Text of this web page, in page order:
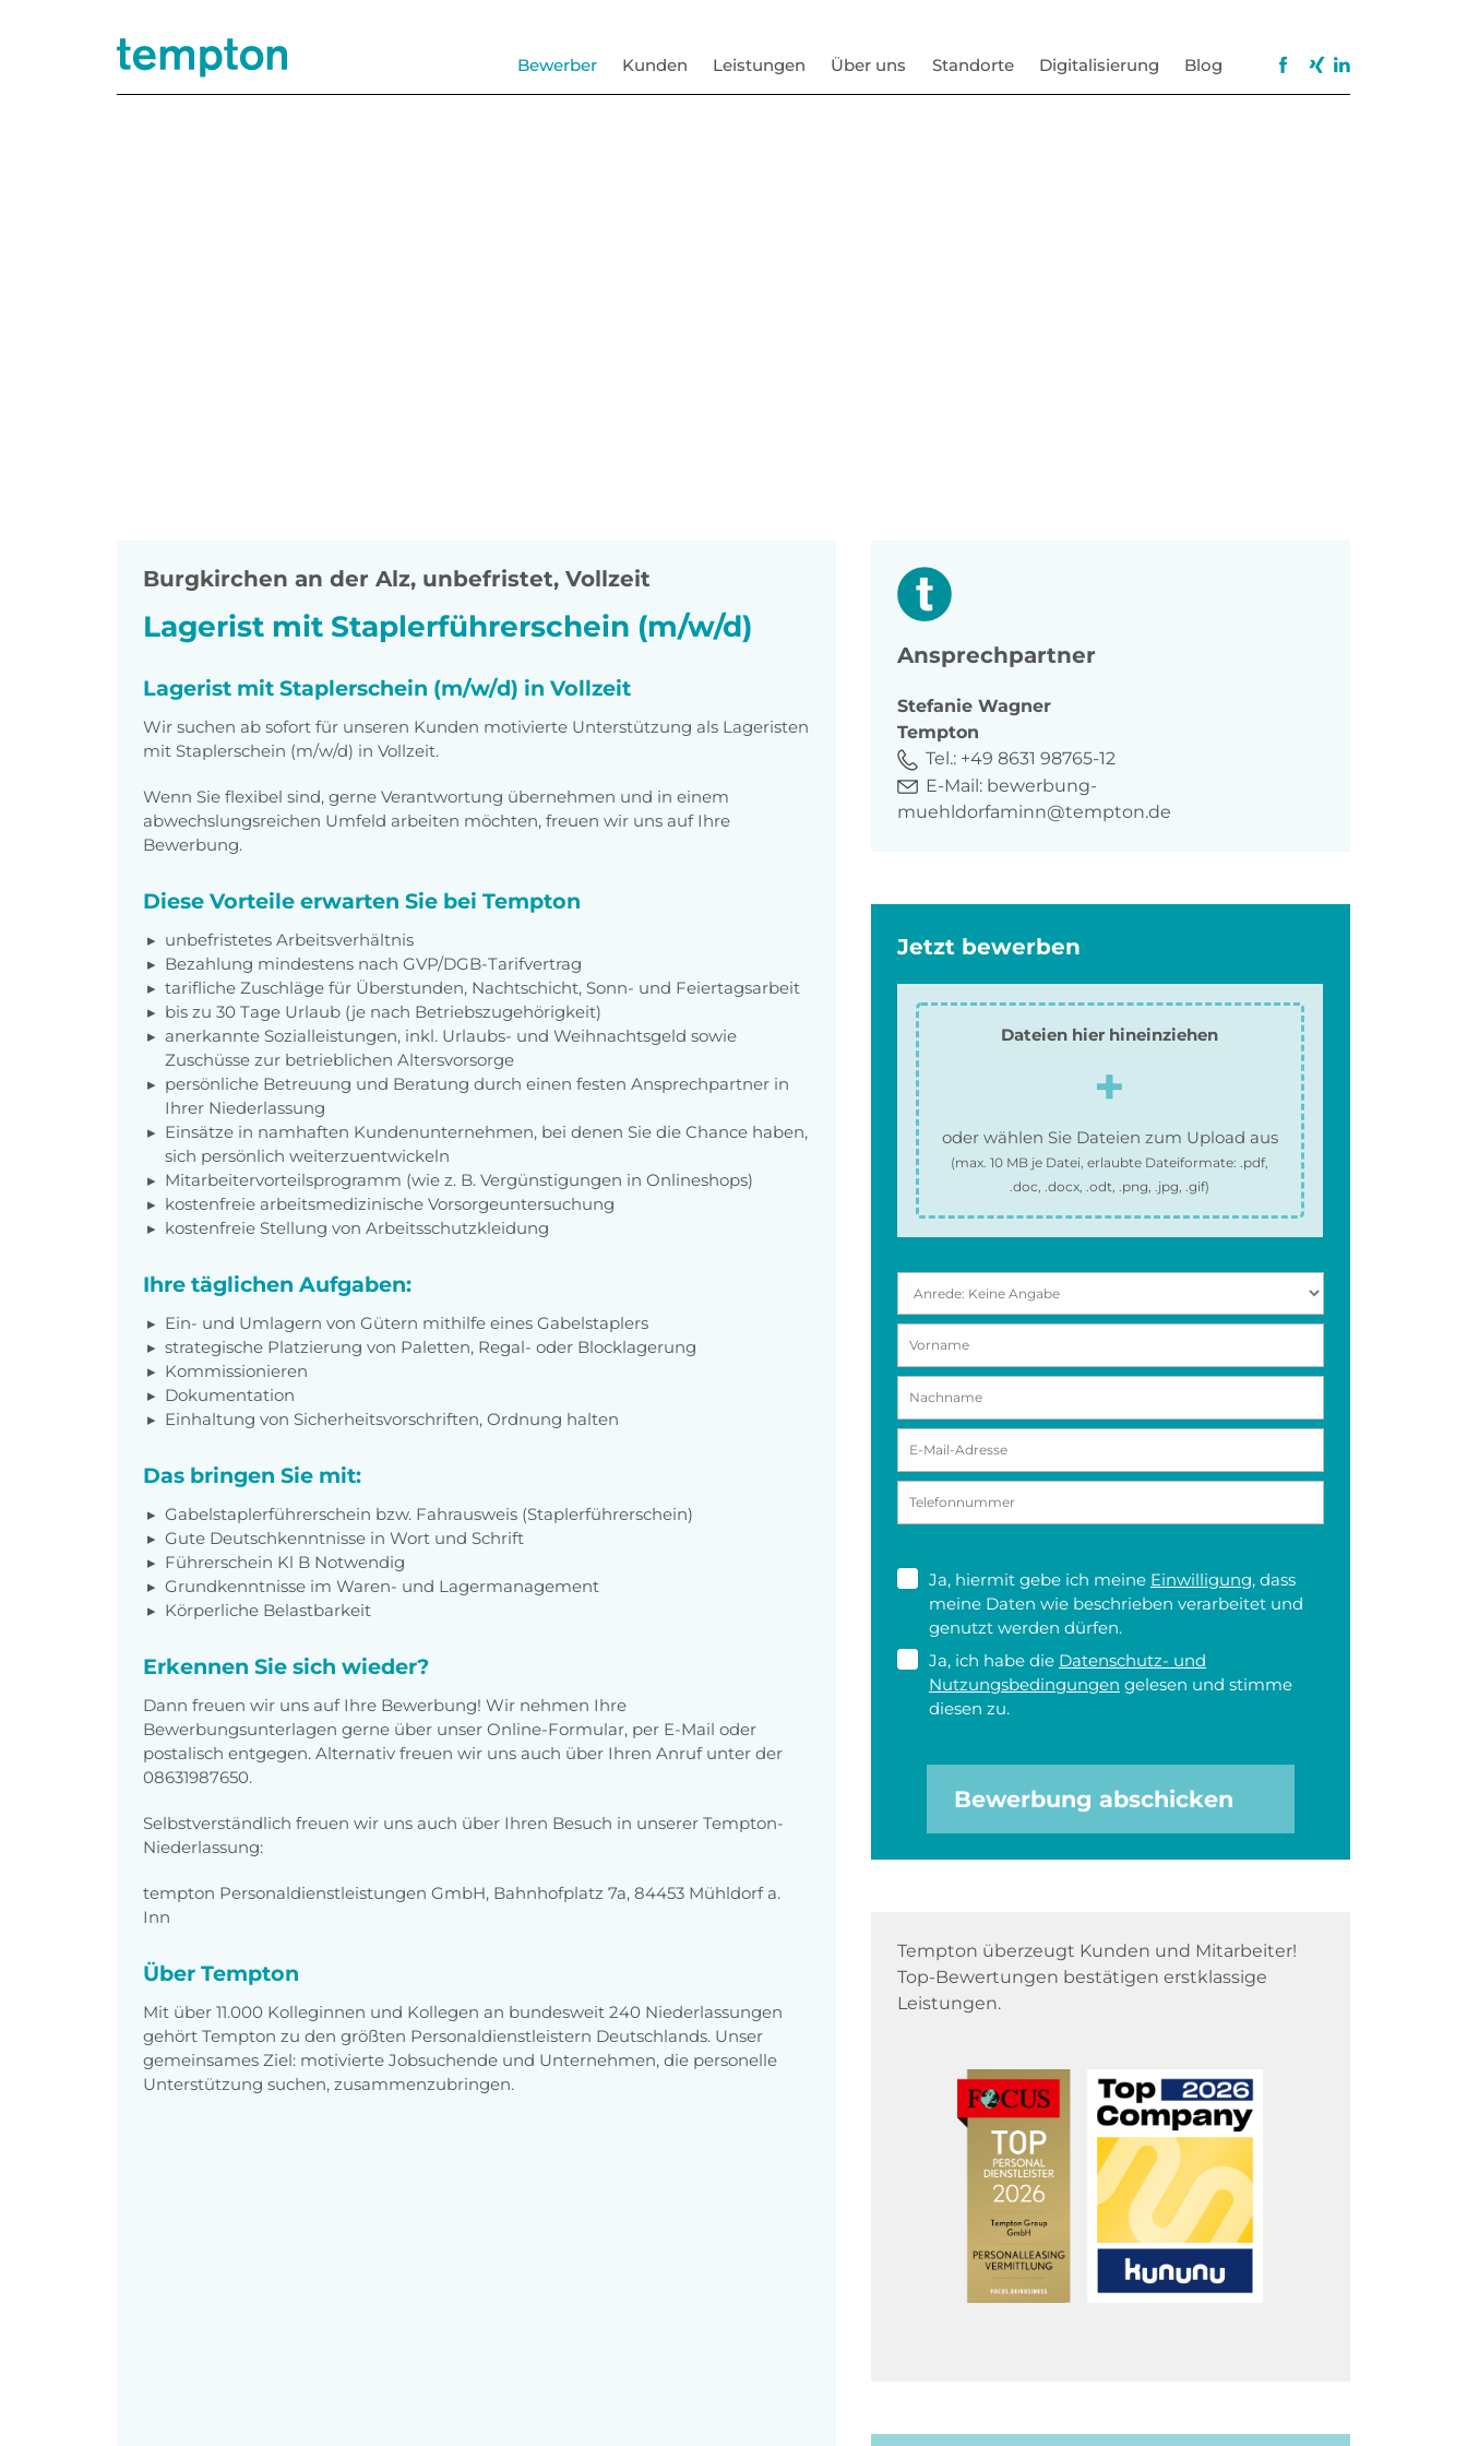
Bewerber Kunden Leistungen Über uns Standorte Digitalisierung Blog
Burgkirchen an der Alz, unbefristet, Vollzeit
Lagerist mit Staplerführerschein (m/w/d)
Lagerist mit Staplerschein (m/w/d) in Vollzeit
Wir suchen ab sofort für unseren Kunden motivierte Unterstützung als Lageristen
mit Staplerschein (m/w/d) in Vollzeit.
Wenn Sie flexibel sind, gerne Verantwortung übernehmen und in einem
abwechslungsreichen Umfeld arbeiten möchten, freuen wir uns auf Ihre
Bewerbung.
Diese Vorteile erwarten Sie bei Tempton
unbefristetes Arbeitsverhältnis
Bezahlung mindestens nach GVP/DGB-Tarifvertrag
tarifliche Zuschläge für Überstunden, Nachtschicht, Sonn- und Feiertagsarbeit
bis zu 30 Tage Urlaub (je nach Betriebszugehörigkeit)
anerkannte Sozialleistungen, inkl. Urlaubs- und Weihnachtsgeld sowie
Zuschüsse zur betrieblichen Altersvorsorge
persönliche Betreuung und Beratung durch einen festen Ansprechpartner in
Ihrer Niederlassung
Einsätze in namhaften Kundenunternehmen, bei denen Sie die Chance haben,
sich persönlich weiterzuentwickeln
Mitarbeitervorteilsprogramm (wie z. B. Vergünstigungen in Onlineshops)
kostenfreie arbeitsmedizinische Vorsorgeuntersuchung
kostenfreie Stellung von Arbeitsschutzkleidung
Ihre täglichen Aufgaben:
Ein- und Umlagern von Gütern mithilfe eines Gabelstaplers
strategische Platzierung von Paletten, Regal- oder Blocklagerung
Kommissionieren
Dokumentation
Einhaltung von Sicherheitsvorschriften, Ordnung halten
Das bringen Sie mit:
Gabelstaplerführerschein bzw. Fahrausweis (Staplerführerschein)
Gute Deutschkenntnisse in Wort und Schrift
Führerschein Kl B Notwendig
Grundkenntnisse im Waren- und Lagermanagement
Körperliche Belastbarkeit
Erkennen Sie sich wieder?
Dann freuen wir uns auf Ihre Bewerbung! Wir nehmen Ihre
Bewerbungsunterlagen gerne über unser Online-Formular, per E-Mail oder
postalisch entgegen. Alternativ freuen wir uns auch über Ihren Anruf unter der
08631987650.
Selbstverständlich freuen wir uns auch über Ihren Besuch in unserer Tempton-
Niederlassung:
tempton Personaldienstleistungen GmbH, Bahnhofplatz 7a, 84453 Mühldorf a.
Inn
Über Tempton
Mit über 11.000 Kolleginnen und Kollegen an bundesweit 240 Niederlassungen
gehört Tempton zu den größten Personaldienstleistern Deutschlands. Unser
gemeinsames Ziel: motivierte Jobsuchende und Unternehmen, die personelle
Unterstützung suchen, zusammenzubringen.
Ansprechpartner
Stefanie Wagner
Tempton
Tel.: +49 8631 98765-12
E-Mail: bewerbung-
muehldorfaminn@tempton.de
Jetzt bewerben
Dateien hier hineinziehen
oder wählen Sie Dateien zum Upload aus
(max.10 MB je Datei, erlaubte Dateiformate:.pdf,
.doc, .docx, .odt, .png, .jpg, .gif)
Ja, hiermit gebe ich meine Einwilligung, dass
meine Daten wie beschrieben verarbeitet und
genutzt werden dürfen.
Ja, ich habe die Datenschutz- und
Nutzungsbedingungen gelesen und stimme
diesen zu.
Bewerbung abschicken
Tempton überzeugt Kunden und Mitarbeiter!
Top-Bewertungen bestätigen erstklassige
Leistungen.